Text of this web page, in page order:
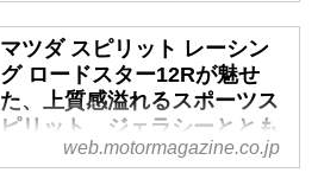
マンスリーレポート第3回は、
SUBARUフォレスター S：HEV
モデルのトップグレードとなる
「Premium S：HEV EX」を試乗
する。前回のX-BREAK S：HEV
マツダ スピリット レーシン
グ ロードスター12Rが魅せ
た、上質感溢れるスポーツス
ピリット。ジェラシーととも
に第二弾への期待が募る！ -
web.motormagazine.co.jp